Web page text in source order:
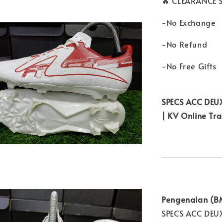
-No Exchange
-No Refund
-No Free Gifts
SPECS ACC
| KV Online
Pengenalan
SPECS ACC